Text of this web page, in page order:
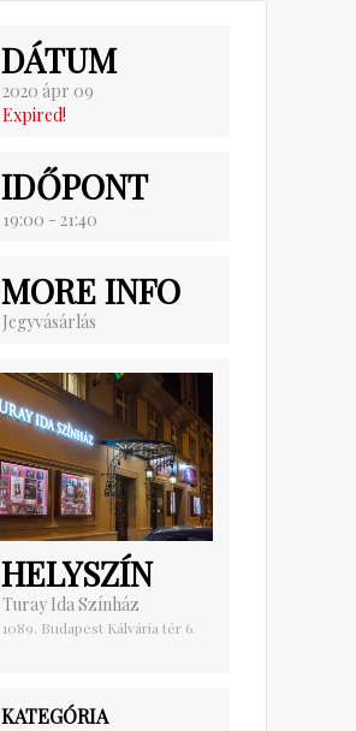
DÁTUM
2020 ápr 09
Expired!
IDŐPONT
19:00 - 21:40
MORE INFO
Jegyvásárlás
HELYSZÍN
Turay Ida Színház
1089. Budapest Kálvária tér 6.
KATEGÓRIA